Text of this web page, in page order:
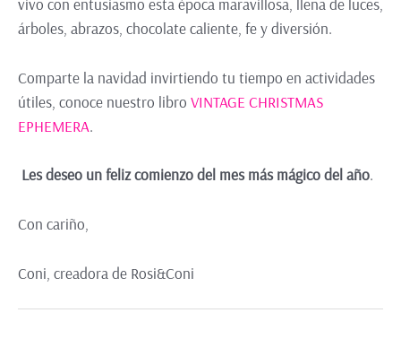
vivo con entusiasmo esta época maravillosa, llena de luces,
árboles, abrazos, chocolate caliente, fe y diversión.
Comparte la navidad invirtiendo tu tiempo en actividades
útiles, conoce nuestro libro VINTAGE CHRISTMAS
EPHEMERA.
Les deseo un feliz comienzo del mes más mágico del año.
Con cariño,
Coni, creadora de Rosi&Coni